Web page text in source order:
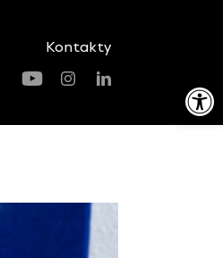
Open toolbar
Kontakty